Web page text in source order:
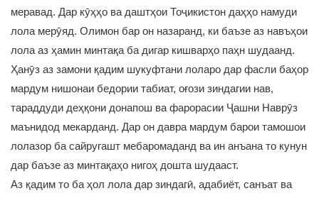
меравад. Дар кӯҳҳо ва даштҳои Тоҷикистон даҳҳо намуди
лола мерӯяд. Олимон бар он назаранд, ки баъзе аз навъҳои
лола аз ҳамин минтақа ба дигар кишварҳо паҳн шудаанд.
Ҳанӯз аз замони қадим шукуфтани лоларо дар фасли баҳор
мардум нишонаи бедории табиат, оғози зиндагии нав,
тараддуди деҳқони донапош ва фарорасии Ҷашни Наврӯз
маънидод мекарданд. Дар он давра мардум барои тамошои
лолазор ба сайругашт мебаромаданд ва ин анъана то кунун
дар баъзе аз минтақаҳо нигоҳ дошта шудааст.
Аз қадим то ба ҳол лола дар зиндагӣ, адабиёт, санъат ва